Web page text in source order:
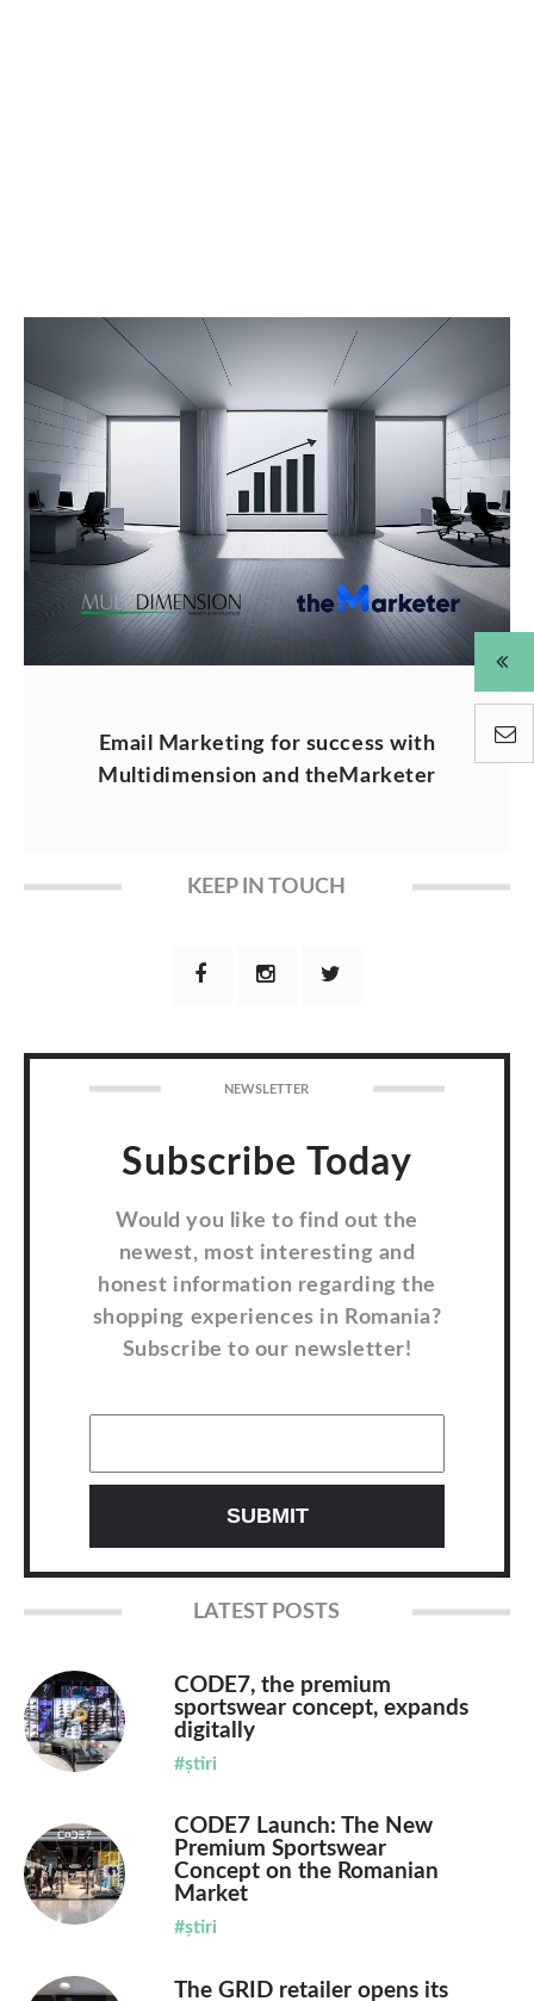
Email Marketing for success with
Multidimension and theMarketer
KEEP IN TOUCH
NEWSLETTER
Subscribe Today
Would you like to find out the
newest, most interesting and
honest information regarding the
shopping experiences in Romania?
Subscribe to our newsletter!
LATEST POSTS
CODE7, the premium
sportswear concept, expands
digitally
#știri
CODE7 Launch: The New
Premium Sportswear
Concept on the Romanian
Market
#știri
The GRID retailer opens its